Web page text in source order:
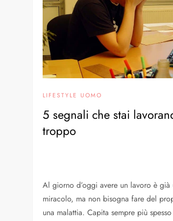
LIFESTYLE UOMO
5 segnali che stai
troppo
Al giorno d’oggi avere un lavoro è già
miracolo, ma non bisogna fare del
una malattia. Capita sempre più